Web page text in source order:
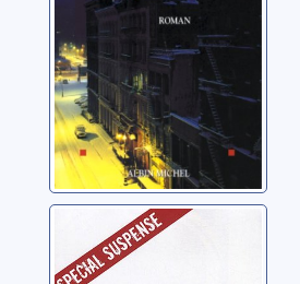
Ne vous
retournez pas: